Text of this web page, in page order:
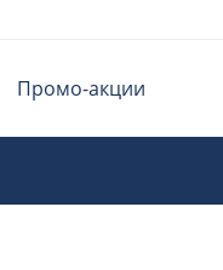
Промо-акции